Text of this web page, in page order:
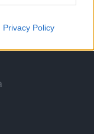
Privacy Policy